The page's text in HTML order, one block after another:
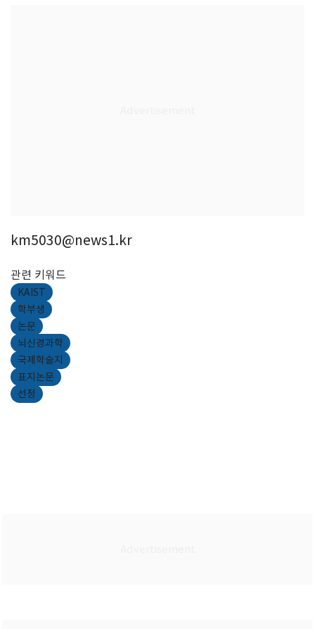
km5030@news1.kr
관련 키워드
KAIST
학부생
논문
뇌신경과학
국제학술지
표지논문
선정